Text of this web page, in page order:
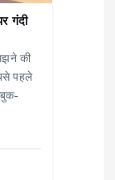
गंदी
की
पहले